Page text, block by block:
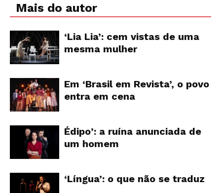
Mais do autor
‘Lia Lia’: cem vistas de uma
mesma mulher
Em ‘Brasil em Revista’, o povo
entra em cena
Édipo’: a ruína anunciada de
um homem
‘Língua’: o que não se traduz